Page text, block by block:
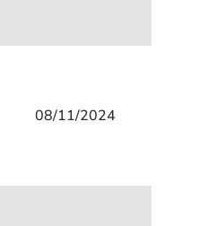
08/11/2024